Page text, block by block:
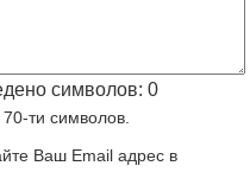
символов: 0
ти символов.
Ваш Email адрес в